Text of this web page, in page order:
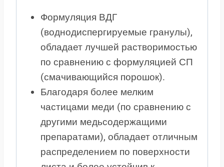
Формуляция ВДГ
(воднодиспергируемые гранулы),
обладает лучшей растворимостью
по сравнению с формуляцией СП
(смачивающийся порошок).
Благодаря более мелким
частицами меди (по сравнению с
другими медьсодержащими
препаратами), обладает отличным
распределением по поверхности